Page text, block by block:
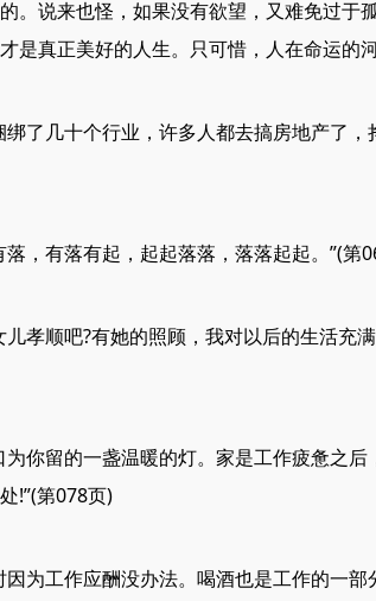
。说来也怪，如果没有欲望，又难免过
是真正美好的人生。只可惜，人在命运的
几十个行业，许多人都去搞房地产了，
，有落有起，起起落落，落落起起。”(第
顺吧?有她的照顾，我对以后的生活充
留的一盏温暖的灯。家是工作疲惫之后
!”(第078页)
工作应酬没办法。喝酒也是工作的一部